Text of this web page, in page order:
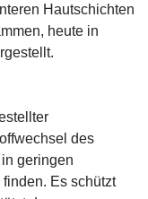
Hautschichten
heute in
des
geringen
Es schützt